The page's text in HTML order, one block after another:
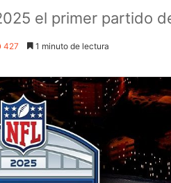
el primer partido
427 1 minuto de lectura